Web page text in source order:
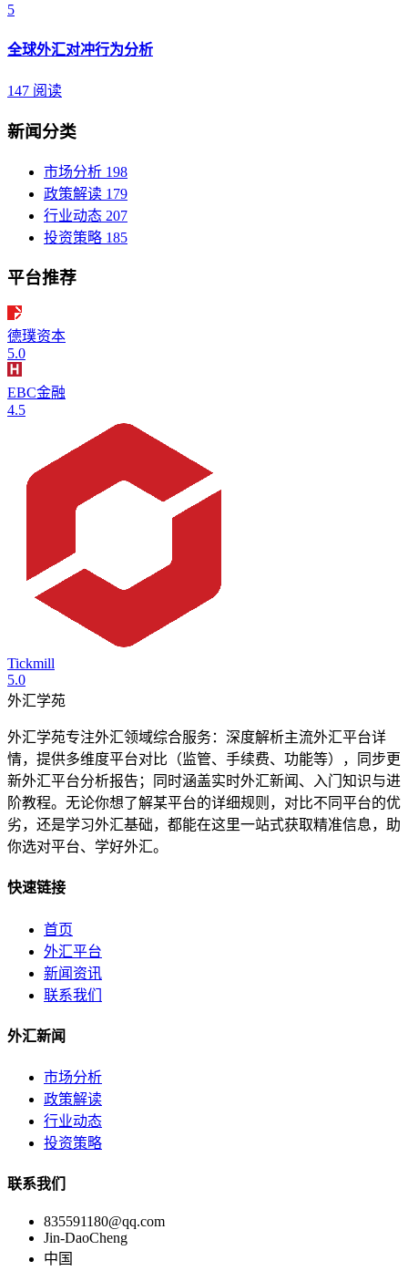
5
全球外汇对冲行为分析
147 阅读
新闻分类
市场分析 198
政策解读 179
行业动态 207
投资策略 185
平台推荐
德璞资本
5.0
EBC金融
4.5
Tickmill
5.0
外汇学苑
外汇学苑专注外汇领域综合服务：深度解析主流外汇平台详
情，提供多维度平台对比（监管、手续费、功能等），同步更
新外汇平台分析报告；同时涵盖实时外汇新闻、入门知识与进
阶教程。无论你想了解某平台的详细规则，对比不同平台的优
劣，还是学习外汇基础，都能在这里一站式获取精准信息，助
你选对平台、学好外汇。
快速链接
首页
外汇平台
新闻资讯
联系我们
外汇新闻
市场分析
政策解读
行业动态
投资策略
联系我们
835591180@qq.com
Jin-DaoCheng
中国